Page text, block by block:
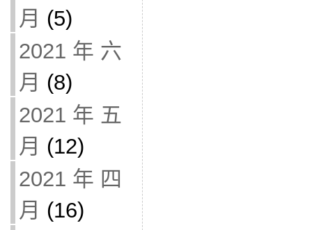
月 (5)
2021 年 六
月 (8)
2021 年 五
月 (12)
2021 年 四
月 (16)